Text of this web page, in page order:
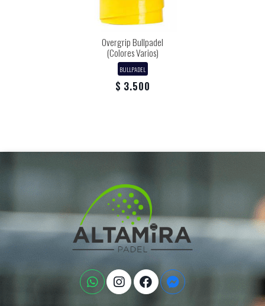
Overgrip Bullpadel
(Colores Varios)
BULLPADEL
$ 3.500